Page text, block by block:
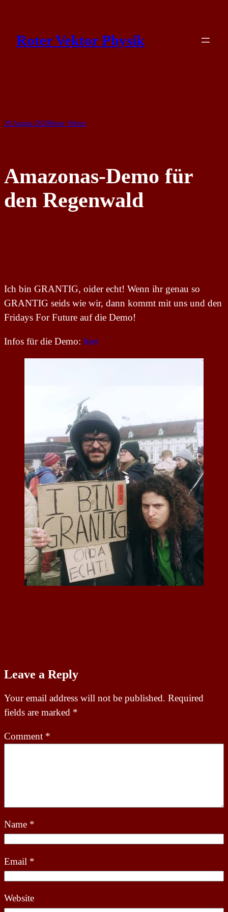
content
Roter Vektor Physik
28 August 2020Roter Vektor
Amazonas-Demo für
den Regenwald
Ich bin GRANTIG, oider echt! Wenn ihr genau so
GRANTIG seids wie wir, dann kommt mit uns und den
Fridays For Future auf die Demo!
Infos für die Demo: hier
Leave a Reply
Your email address will not be published. Required
fields are marked *
Comment *
Name *
Email *
Website